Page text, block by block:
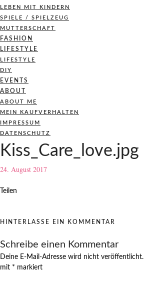
LEBEN MIT KINDERN
SPIELE / SPIELZEUG
MUTTERSCHAFT
FASHION
LIFESTYLE
LIFESTYLE
DIY
EVENTS
ABOUT
ABOUT ME
MEIN KAUFVERHALTEN
IMPRESSUM
DATENSCHUTZ
Kiss_Care_love.jpg
24. August 2017
Teilen
HINTERLASSE EIN KOMMENTAR
Schreibe einen Kommentar
Deine E-Mail-Adresse wird nicht veröffentlicht.
mit * markiert